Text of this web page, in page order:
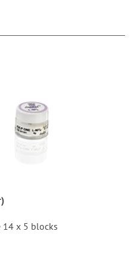
14 x 5 blocks